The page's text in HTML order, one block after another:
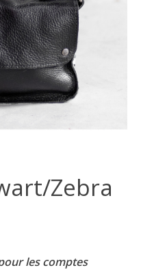
Zebra
les comptes